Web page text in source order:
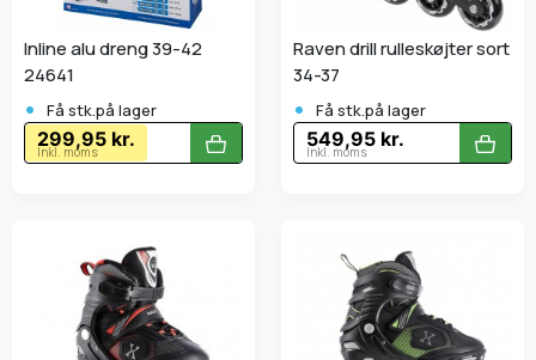
Inline alu dreng 39-42
24641
• Få stk.på lager
299,95 kr.
Inkl. moms
Raven drill rulleskøjter sort
34-37
• Få stk.på lager
549,95 kr.
Inkl. moms